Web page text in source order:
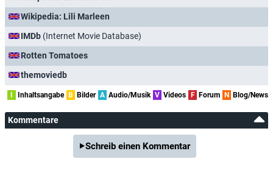
Wikipedia: Lili Marleen
IMDb (Internet Movie Database)
Rotten Tomatoes
themoviedb
Inhaltsangabe B Bilder A Audio/Musik V Videos F Forum N Blog/News
Kommentare
Schreib einen Kommentar